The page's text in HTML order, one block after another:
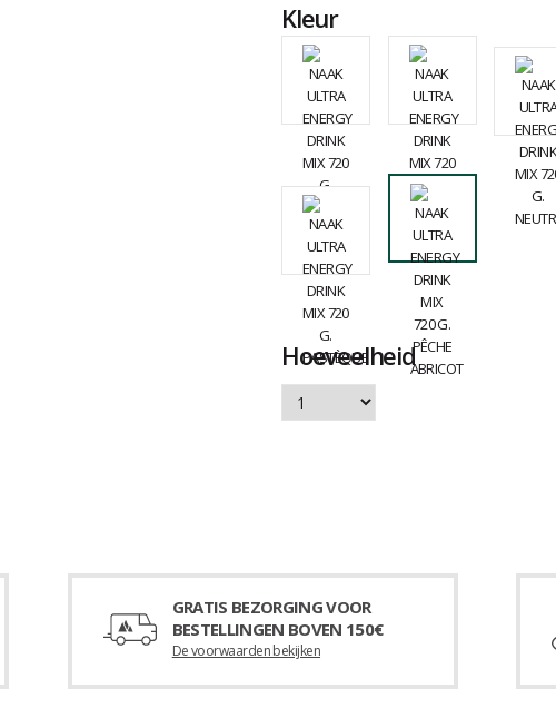
Kleur
Hoeveelheid
GRATIS BEZORGING VOOR
BESTELLINGEN BOVEN 150€
De voorwaarden bekijken